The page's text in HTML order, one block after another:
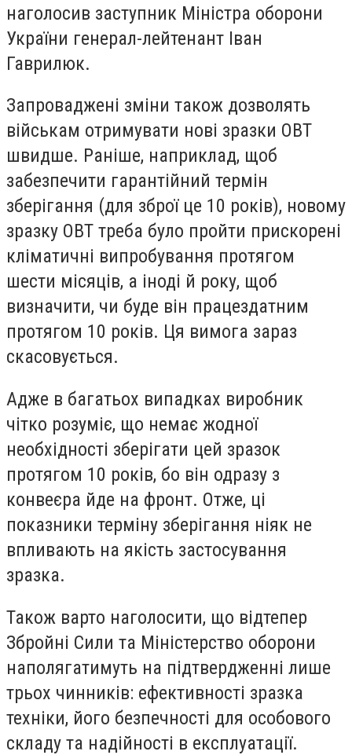
наголосив заступник Міністра оборони
України генерал-лейтенант Іван
Гаврилюк.
Запроваджені зміни також дозволять
військам отримувати нові зразки ОВТ
швидше. Раніше, наприклад, щоб
забезпечити гарантійний термін
зберігання (для зброї це 10 років), новому
зразку ОВТ треба було пройти прискорені
кліматичні випробування протягом
шести місяців, а іноді й року, щоб
визначити, чи буде він працездатним
протягом 10 років. Ця вимога зараз
скасовується.
Адже в багатьох випадках виробник
чітко розуміє, що немає жодної
необхідності зберігати цей зразок
протягом 10 років, бо він одразу з
конвеєра йде на фронт. Отже, ці
показники терміну зберігання ніяк не
впливають на якість застосування
зразка.
Також варто наголосити, що відтепер
Збройні Сили та Міністерство оборони
наполягатимуть на підтвердженні лише
трьох чинників: ефективності зразка
техніки, його безпечності для особового
складу та надійності в експлуатації.